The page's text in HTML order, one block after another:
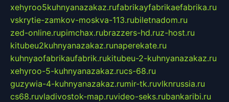
xehyroo5kuhnyanazakaz.rufabrikayfabrikaefabrika.ru
vskrytie-zamkov-moskva-113.rubiletnadom.ru
zed-online.rupimchax.rubrazzers-hd.ruz-host.ru
kitubeu2kuhnyanazakaz.runaperekate.ru
kuhnyaofabrikaufabrik.rukitubeu-2-kuhnyanazakaz.ru
xehyroo-5-kuhnyanazakaz.rucs-68.ru
guzywia-4-kuhnyanazakaz.rumir-tk.ruvlknrussia.ru
cs68.ruvladivostok-map.ruvideo-seks.rubankaribi.ru